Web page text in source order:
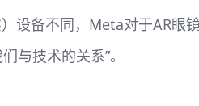
设备不同，Meta对于AR眼
与技术的关系”。